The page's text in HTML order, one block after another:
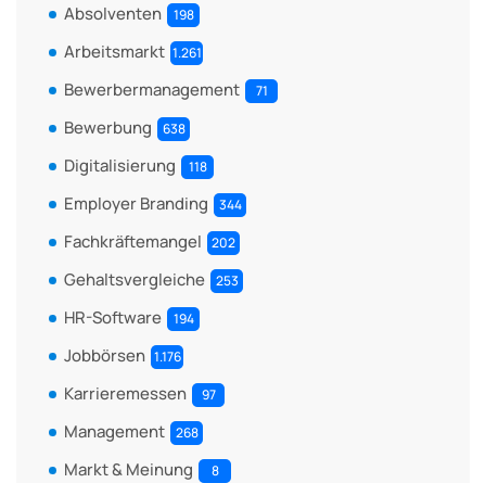
Absolventen 198
Arbeitsmarkt 1.261
Bewerbermanagement 71
Bewerbung 638
Digitalisierung 118
Employer Branding 344
Fachkräftemangel 202
Gehaltsvergleiche 253
HR-Software 194
Jobbörsen 1.176
Karrieremessen 97
Management 268
Markt & Meinung 8